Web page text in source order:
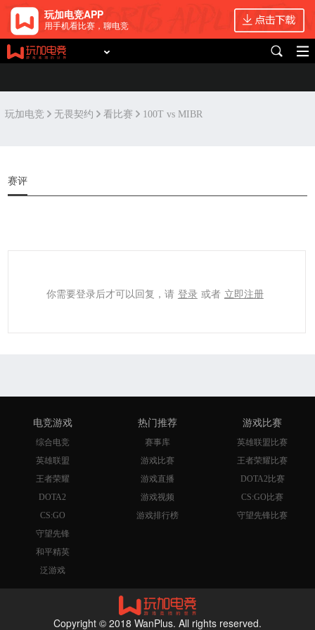
玩加电竞APP
用手机看比赛，聊电竞
玩加电竞 无畏契约 看比赛 100T vs MIBR
赛评
你需要登录后才可以回复，请 登录 或者 立即注册
电竞游戏
综合电竞
英雄联盟
王者荣耀
DOTA2
CS:GO
守望先锋
和平精英
泛游戏
热门推荐
赛事库
游戏比赛
游戏直播
游戏视频
游戏排行榜
游戏比赛
英雄联盟比赛
王者荣耀比赛
DOTA2比赛
CS:GO比赛
守望先锋比赛
Copyright © 2018 WanPlus. All rights reserved.